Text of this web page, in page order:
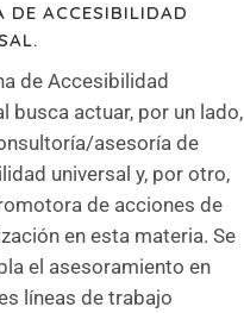
DE ACCESIBILIDAD
de Accesibilidad
busca actuar, por un lado,
asesoría de
universal y, por otro,
de acciones de
en esta materia. Se
el asesoramiento en
líneas de trabajo